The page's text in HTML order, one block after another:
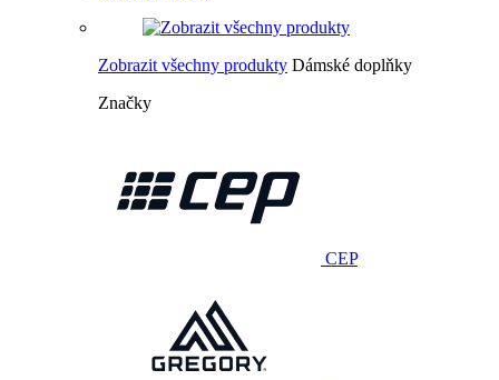
Zobrazit všechny produkty Dámské doplňky
Značky
CEP